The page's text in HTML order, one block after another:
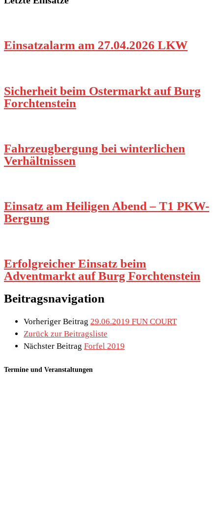
Einsatzalarm am 27.04.2026 LKW
Sicherheit beim Ostermarkt auf Burg
Forchtenstein
Fahrzeugbergung bei winterlichen
Verhältnissen
Einsatz am Heiligen Abend – T1 PKW-
Bergung
Erfolgreicher Einsatz beim
Adventmarkt auf Burg Forchtenstein
Beitragsnavigation
Vorheriger Beitrag 29.06.2019 FUN COURT
Zurück zur Beitragsliste
Nächster Beitrag Forfel 2019
Termine und Veranstaltungen